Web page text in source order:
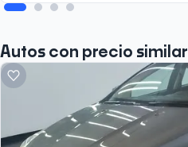
Autos con precio similar